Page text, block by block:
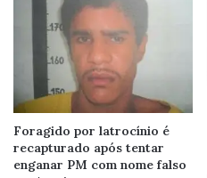
Foragido por latrocínio é
recapturado após tentar
enganar PM com nome falso